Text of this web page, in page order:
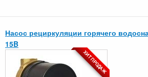
Насос рециркуляции горячего
15B
ХИТ ПРОДАЖ